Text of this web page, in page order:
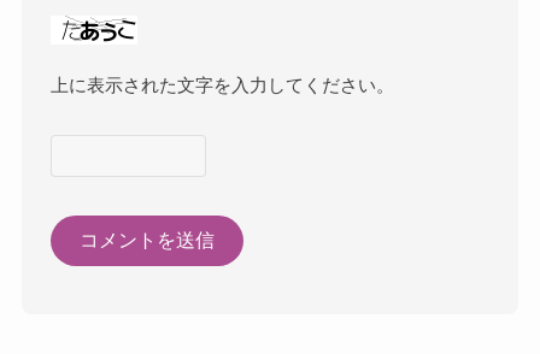
上に表示された文字を入力してください。